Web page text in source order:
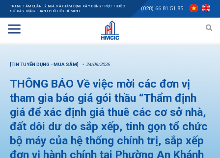
TRUNG TÂM QUẢN LÝ NHÀ VÀ GIÁM ĐỊNH XÂY DỰNG TRỰC THUỘC
SỞ XÂY DỰNG THÀNH PHỐ HỒ CHÍ MINH
(028) 66.81.51.85
[TIN TUYỂN DỤNG - MUA SẮM] 24/06/2026
THÔNG BÁO Về việc mời các đơn vị
tham gia báo giá gói thầu “Thẩm định
giá để xác định giá thuê các cơ sở nhà,
đất dôi dư do sắp xếp, tinh gọn tổ chức
bộ máy của hệ thống chính trị, sắp xếp
đơn vị hành chính tại Phường An Khánh